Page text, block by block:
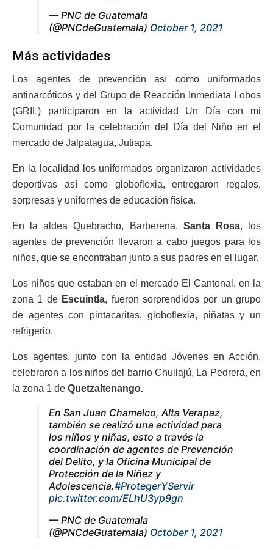
— PNC de Guatemala
(@PNCdeGuatemala) October 1, 2021
Más actividades
Los agentes de prevención así como uniformados
antinarcóticos y del Grupo de Reacción Inmediata Lobos
(GRIL) participaron en la actividad Un Día con mi
Comunidad por la celebración del Día del Niño en el
mercado de Jalpatagua, Jutiapa.
En la localidad los uniformados organizaron actividades
deportivas así como globoflexia, entregaron regalos,
sorpresas y uniformes de educación física.
En la aldea Quebracho, Barberena, Santa Rosa, los
agentes de prevención llevaron a cabo juegos para los
niños, que se encontraban junto a sus padres en el lugar.
Los niños que estaban en el mercado El Cantonal, en la
zona 1 de Escuintla, fueron sorprendidos por un grupo
de agentes con pintacaritas, globoflexia, piñatas y un
refrigerio.
Los agentes, junto con la entidad Jóvenes en Acción,
celebraron a los niños del barrio Chuilajú, La Pedrera, en
la zona 1 de Quetzaltenango.
En San Juan Chamelco, Alta Verapaz,
también se realizó una actividad para
los niños y niñas, esto a través la
coordinación de agentes de Prevención
del Delito, y la Oficina Municipal de
Protección de la Niñez y
Adolescencia.#ProtegerYServir
pic.twitter.com/ELhU3yp9gn
— PNC de Guatemala
(@PNCdeGuatemala) October 1, 2021